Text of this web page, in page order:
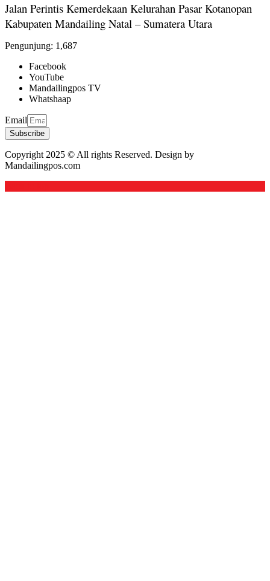
Jalan Perintis Kemerdekaan Kelurahan Pasar Kotanopan
Kabupaten Mandailing Natal – Sumatera Utara
Pengunjung: 1,687
Facebook
YouTube
Mandailingpos TV
Whatshaap
Email
Subscribe
Copyright 2025 © All rights Reserved. Design by
Mandailingpos.com